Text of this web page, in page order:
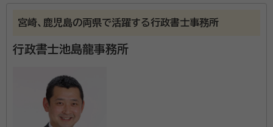
宮崎、鹿児島の両県で活躍する行政書士事務所
行政書士池島龍事務所